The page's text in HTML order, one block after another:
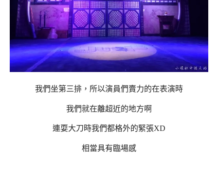
我們坐第三排，所以演員們賣力的在表演時
我們就在離超近的地方啊
連耍大刀時我們都格外的緊張XD
相當具有臨場感